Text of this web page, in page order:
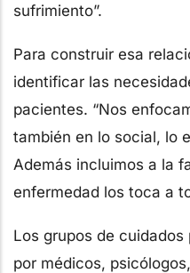
sufrimiento”.
Para construir esa
identificar las
pacientes. “Nos
también en lo social, lo
Además incluimos a la
enfermedad los toca a
Los grupos de
por médicos,